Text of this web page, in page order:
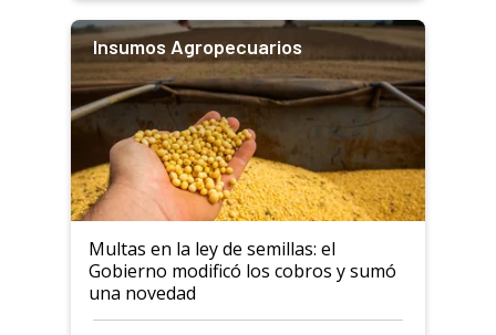
Insumos Agropecuarios
Multas en la ley de semillas: el
Gobierno modificó los cobros y sumó
una novedad